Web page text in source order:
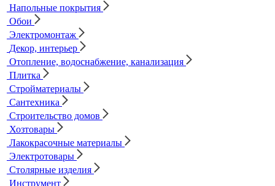
Напольные покрытия
Обои
Электромонтаж
Декор, интерьер
Отопление, водоснабжение, канализация
Плитка
Стройматериалы
Сантехника
Строительство домов
Хозтовары
Лакокрасочные материалы
Электротовары
Столярные изделия
Инструмент